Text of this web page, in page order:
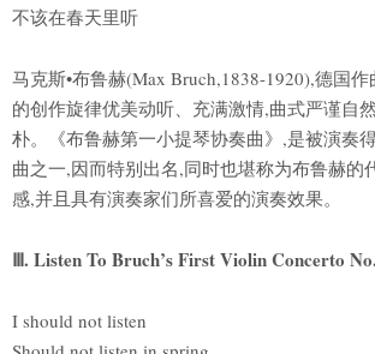
不该在春天里听
马克斯•布鲁赫(Max Bruch,1838-1920),德国
的创作旋律优美动听、充满激情,曲式严谨自
朴。《布鲁赫第一小提琴协奏曲》,是被演奏
曲之一,因而特别出名,同时也堪称为布鲁赫的
感,并且具有演奏家们所喜爱的演奏效果。
Ⅲ. Listen To Bruch’s First Violin Concerto
I should not listen